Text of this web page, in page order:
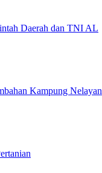
Daerah dan TNI AL
Kampung Nelayan